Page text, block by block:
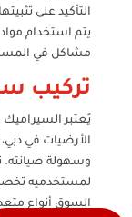
التأكيد على
يتم استخدام
مشاكل في
تركيب
يُعتبر السيراميك
الأرضيات في
وسهولة صيانته.
لمستخدميه
السوق أنواع